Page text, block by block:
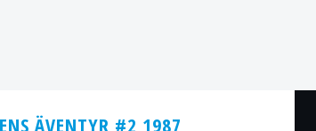
ÄVENTYR #2 1987